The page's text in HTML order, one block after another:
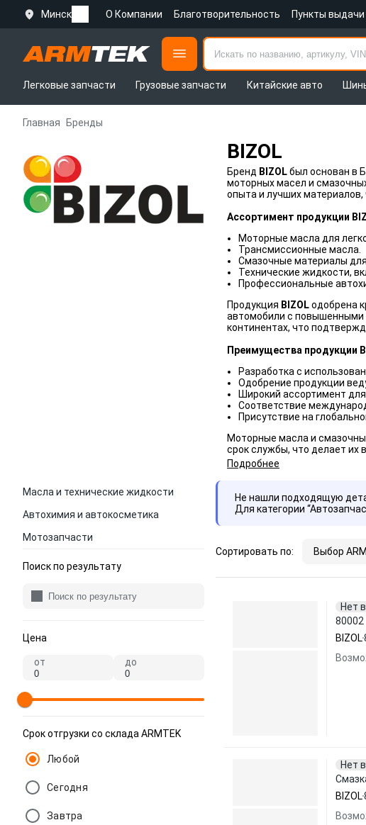
Минск О Компании Благотворительность Пункты выдачи
Легковые запчасти
Грузовые запчасти Китайские авто
Главная Бренды
BIZOL
Бренд BIZOLбыл основан в
моторных масел и
опыта и лучших
Ассортимент продукции
Моторные масла для
Трансмиссионные масла.
Смазочные материалы
Технические жидкости,
Профессиональные
Продукция BIZOLодобрена
автомобили с повышенными
континентах, что
Преимущества продукции
Разработка с
Одобрение продукции
Широкий ассортимент
Соответствие
Присутствие на
Моторные масла и
срок службы, что делает их
Подробнее
Масла и технические жидкости
Автохимия и автокосметика
Мотозапчасти
Поиск по результату
Цена
от до
Срок отгрузки со склада ARMTEK
Любой
Сегодня
Завтра
Не нашли подходящую
Для категории
Сортировать по: Выбор
Нет
80002
BIZOL
Нет
BIZOL